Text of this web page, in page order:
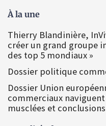
À la une
Thierry Blandinière,
créer un grand groupe
des top 5 mondiaux »
Dossier politique
Dossier Union
commerciaux
musclées et